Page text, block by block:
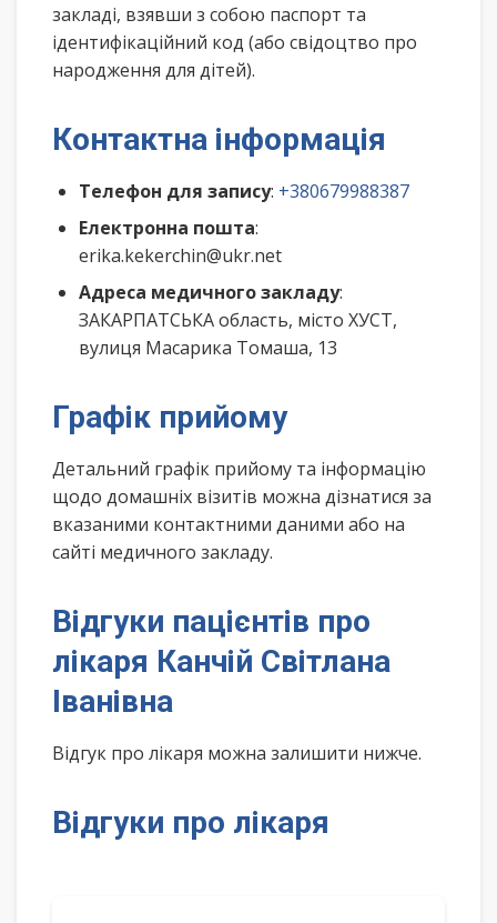
закладі, взявши з собою паспорт та
ідентифікаційний код (або свідоцтво про
народження для дітей).
Контактна інформація
Телефон для запису: +380679988387
Електронна пошта:
erika.kekerchin@ukr.net
Адреса медичного закладу:
ЗАКАРПАТСЬКА область, місто ХУСТ,
вулиця Масарика Томаша, 13
Графік прийому
Детальний графік прийому та інформацію
щодо домашніх візитів можна дізнатися за
вказаними контактними даними або на
сайті медичного закладу.
Відгуки пацієнтів про
лікаря Канчій Світлана
Іванівна
Відгук про лікаря можна залишити нижче.
Відгуки про лікаря